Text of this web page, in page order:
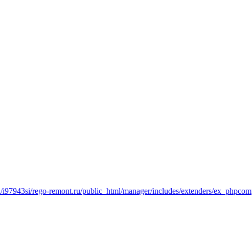
rego-remont.ru/public_html/manager/includes/extenders/